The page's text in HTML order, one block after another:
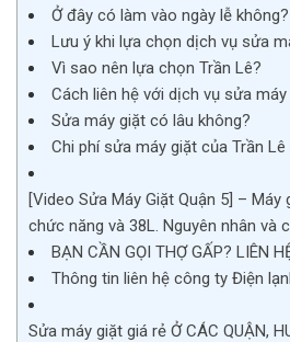
Ở đây có làm vào ngày lễ không?
Lưu ý khi lựa chọn dịch vụ sửa
Vì sao nên lựa chọn Trần Lê?
Cách liên hệ với dịch vụ sửa
Sửa máy giặt có lâu không?
Chi phí sửa máy giặt của Trần
[Video Sửa Máy Giặt Quận 5] –
chức năng và 38L. Nguyên nhân và
BẠN CẦN GỌI THỢ GẤP? LIÊN
Thông tin liên hệ công ty Điện
Sửa máy giặt giá rẻ Ở CÁC QUẬN,